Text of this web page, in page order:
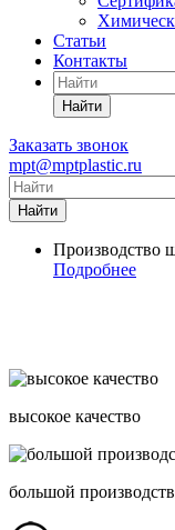
Статьи
Контакты
Найти
Заказать звонок
mpt@mptplastic.ru
Найти
Производство
Подробнее
высокое качество
большой